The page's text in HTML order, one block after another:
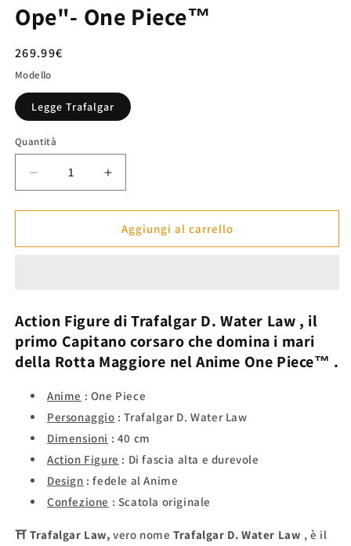
Ope"- One Piece™
Prezzo
di
listino
269.99€
Modello
Legge Trafalgar
Quantità
Diminuisci
quantità
per
Figure
One
Piece™
Aumenta
quantità
per
Action
Figure
One
Piece™
Aggiungi al carrello
Action Figure diTrafalgar D. Water Law , il
primo Capitano corsaro che domina i mari
della Rotta Maggiore nel Anime One Piece™ .
Anime : One Piece
Personaggio : Trafalgar D. Water Law
Dimensioni : 40 cm
Action Figure : Di fascia alta e durevole
Design : fedele al Anime
Confezione : Scatola originale
⛩ Trafalgar Law, vero nomeTrafalgar D. Water Law , è il